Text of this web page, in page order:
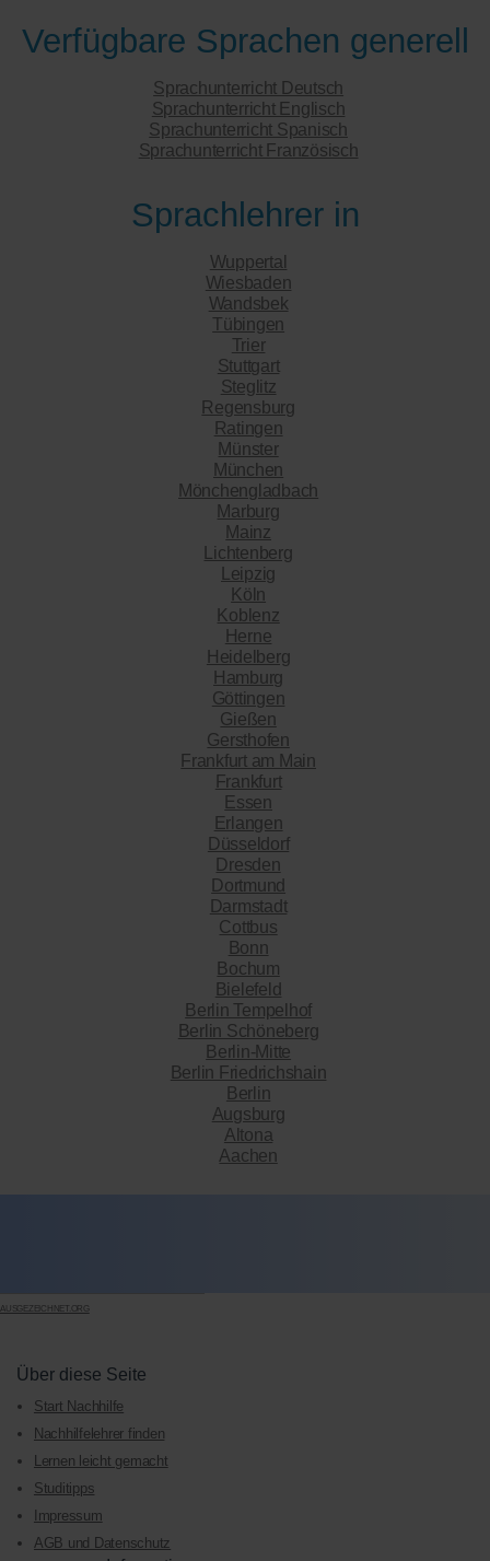
Verfügbare Sprachen generell
Sprachunterricht Deutsch
Sprachunterricht Englisch
Sprachunterricht Spanisch
Sprachunterricht Französisch
Sprachlehrer in
Wuppertal
Wiesbaden
Wandsbek
Tübingen
Trier
Stuttgart
Steglitz
Regensburg
Ratingen
Münster
München
Mönchengladbach
Marburg
Mainz
Lichtenberg
Leipzig
Köln
Koblenz
Herne
Heidelberg
Hamburg
Göttingen
Gießen
Gersthofen
Frankfurt am Main
Frankfurt
Essen
Erlangen
Düsseldorf
Dresden
Dortmund
Darmstadt
Cottbus
Bonn
Bochum
Bielefeld
Berlin Tempelhof
Berlin Schöneberg
Berlin-Mitte
Berlin Friedrichshain
Berlin
Augsburg
Altona
Aachen
AUSGEZEICHNET.ORG
Über diese Seite
Start Nachhilfe
Nachhilfelehrer finden
Lernen leicht gemacht
Studitipps
Impressum
AGB und Datenschutz